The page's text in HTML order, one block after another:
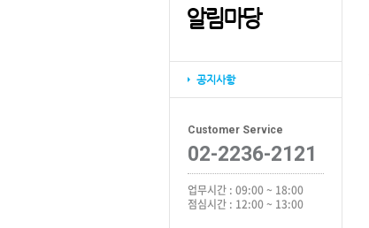
알림마당
공지사항
Customer Service
02-2236-2121
업무시간 : 09:00 ~ 18:00
점심시간 : 12:00 ~ 13:00